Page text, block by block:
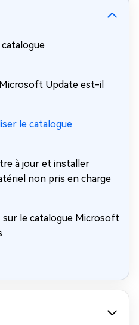
catalogue
Update est-il
le catalogue
à jour et installer
non pris en charge
le catalogue Microsoft